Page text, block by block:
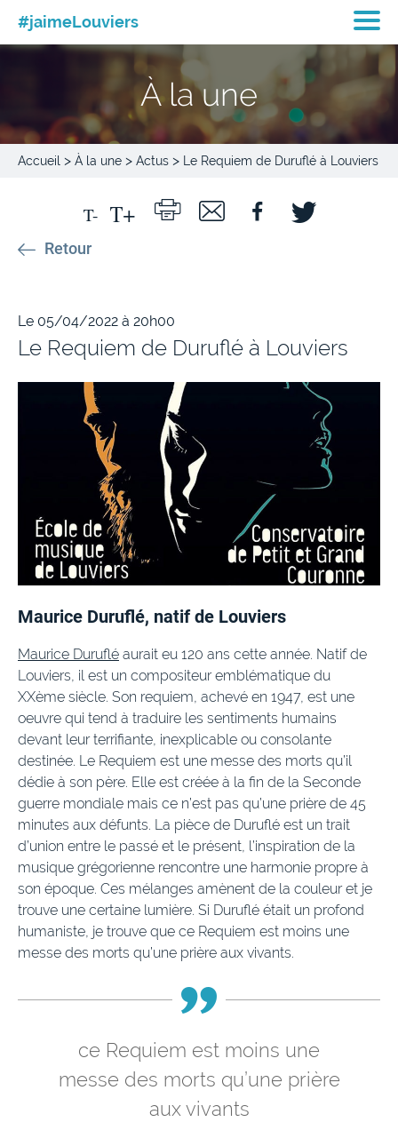
#jaimeLouviers
À la une
Accueil > À la une > Actus > Le Requiem de Duruflé à Louviers
Retour
Le 05/04/2022 à 20h00
Le Requiem de Duruflé à Louviers
Maurice Duruflé, natif de Louviers
Maurice Duruflé aurait eu 120 ans cette année. Natif de
Louviers, il est un compositeur emblématique du
XXème siècle. Son requiem, achevé en 1947, est une
oeuvre qui tend à traduire les sentiments humains
devant leur terrifiante, inexplicable ou consolante
destinée. Le Requiem est une messe des morts qu’il
dédie à son père. Elle est créée à la fin de la Seconde
guerre mondiale mais ce n’est pas qu’une prière de 45
minutes aux défunts. La pièce de Duruflé est un trait
d’union entre le passé et le présent, l’inspiration de la
musique grégorienne rencontre une harmonie propre à
son époque. Ces mélanges amènent de la couleur et je
trouve une certaine lumière. Si Duruflé était un profond
humaniste, je trouve que ce Requiem est moins une
messe des morts qu’une prière aux vivants.
ce Requiem est moins une
messe des morts qu’une prière
aux vivants